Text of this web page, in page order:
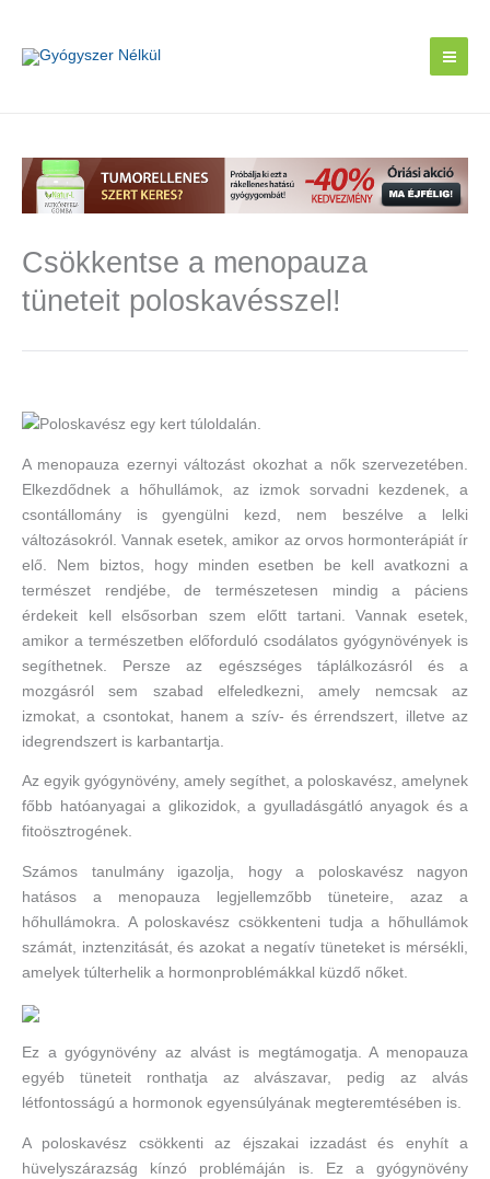
content
Csökkentse a menopauza
tüneteit poloskavésszel!
A menopauza ezernyi változást okozhat a nők szervezetében.
Elkezdődnek a hőhullámok, az izmok sorvadni kezdenek, a
csontállomány is gyengülni kezd, nem beszélve a lelki
változásokról. Vannak esetek, amikor az orvos hormonterápiát ír
elő. Nem biztos, hogy minden esetben be kell avatkozni a
természet rendjébe, de természetesen mindig a páciens
érdekeit kell elsősorban szem előtt tartani. Vannak esetek,
amikor a természetben előforduló csodálatos gyógynövények is
segíthetnek. Persze az egészséges táplálkozásról és a
mozgásról sem szabad elfeledkezni, amely nemcsak az
izmokat, a csontokat, hanem a szív- és érrendszert, illetve az
idegrendszert is karbantartja.
Az egyik gyógynövény, amely segíthet, a poloskavész, amelynek
főbb hatóanyagai a glikozidok, a gyulladásgátló anyagok és a
fitoösztrogének.
Számos tanulmány igazolja, hogy a poloskavész nagyon
hatásos a menopauza legjellemzőbb tüneteire, azaz a
hőhullámokra. A poloskavész csökkenteni tudja a hőhullámok
számát, inztenzitását, és azokat a negatív tüneteket is mérsékli,
amelyek túlterhelik a hormonproblémákkal küzdő nőket.
Ez a gyógynövény az alvást is megtámogatja. A menopauza
egyéb tüneteit ronthatja az alvászavar, pedig az alvás
létfontosságú a hormonok egyensúlyának megteremtésében is.
A poloskavész csökkenti az éjszakai izzadást és enyhít a
hüvelyszárazság kínzó problémáján is. Ez a gyógynövény